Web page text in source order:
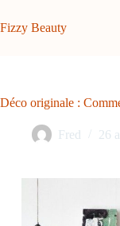
au
contenu
Fizzy Beauty
Déco originale :
Fred 26